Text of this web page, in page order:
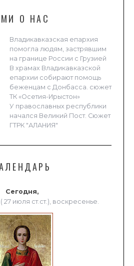
О НАС
Владикавказская епархия
помогла людям, застрявшим
на границе России с Грузией
В храмах Владикавказской
епархии собирают помощь
беженцам с Донбасса. сюжет
ТК «Осетия-Ирыстон»
У православных республики
начался Великий Пост. Сюжет
ГТРК "АЛАНИЯ"
Сегодня,
27 июля ст.ст.), воскресенье.